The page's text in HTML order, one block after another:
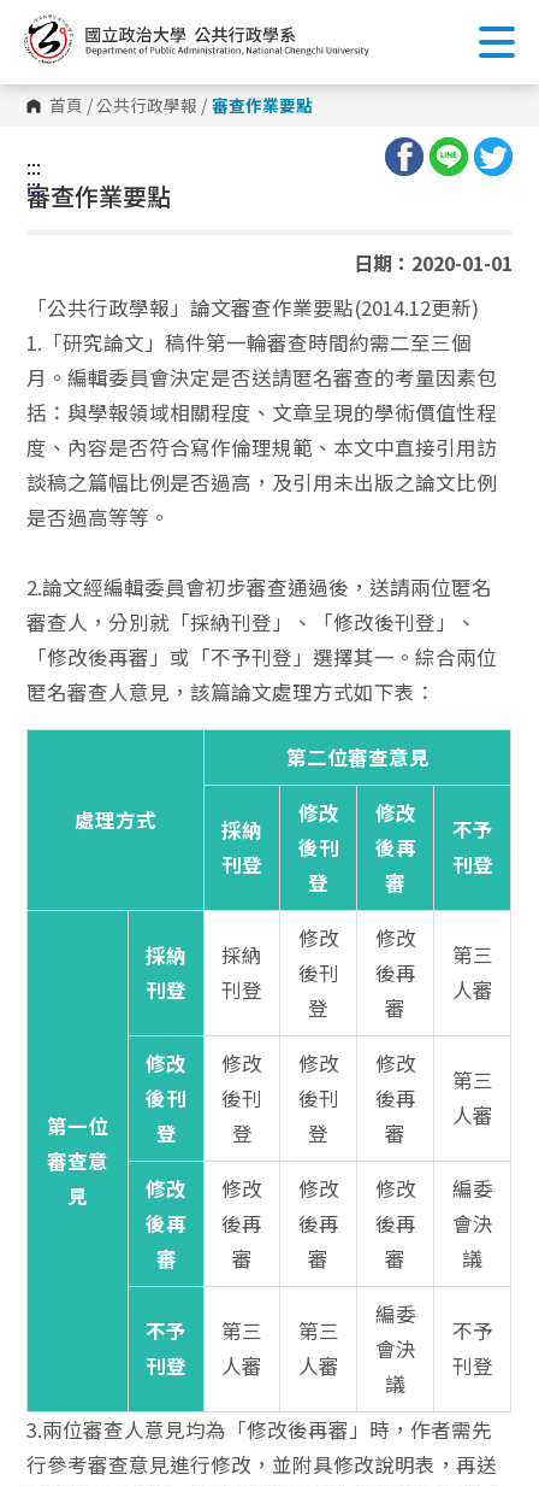
到
主
內
容 首頁 /公共行政學報 / 審查作業要點
:::
:::
審查作業要點
日期：2020-01-01
「公共行政學報」論文審查作業要點(2014.12更新)
1.「研究論文」稿件第一輪審查時間約需二至三個
月。編輯委員會決定是否送請匿名審查的考量因素包
括：與學報領域相關程度、文章呈現的學術價值性程
度、內容是否符合寫作倫理規範、本文中直接引用訪
談稿之篇幅比例是否過高，及引用未出版之論文比例
是否過高等等。
2.論文經編輯委員會初步審查通過後，送請兩位匿名
審查人，分別就「採納刊登」、「修改後刊登」、
「修改後再審」或「不予刊登」選擇其一。綜合兩位
匿名審查人意見，該篇論文處理方式如下表：
處理方式
第二位審查意見
採納
刊登
修改
後刊
登
修改
後再
審
不予
刊登
第一位
審查意
見
採納
刊登
採納
刊登
修改
後刊
登
修改
後再
審
第三
人審
修改
後刊
登
修改
後刊
登
修改
後刊
登
修改
後再
審
第三
人審
修改
後再
審
修改
後再
審
修改
後再
審
修改
後再
審
編委
會決
議
不予
刊登
第三
人審
第三
人審
編委
會決
議
不予
刊登
3.兩位審查人意見均為「修改後再審」時，作者需先
行參考審查意見進行修改，並附具修改說明表，再送